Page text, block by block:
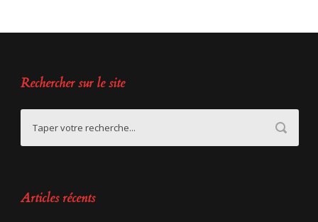
Rechercher sur le site
Articles récents